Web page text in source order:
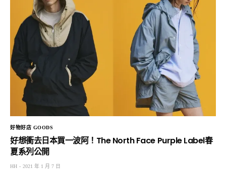
好物好店 GOODS
好想衝去日本買一波阿！The North Face Purple Label春
夏系列公開
HH 2021 年 1 月 7 日